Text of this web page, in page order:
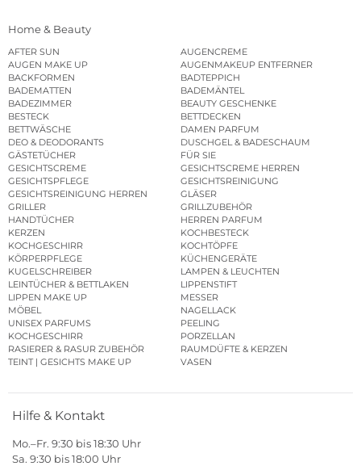
Home & Beauty
AFTER SUN
AUGENCREME
AUGEN MAKE UP
AUGENMAKEUP ENTFERNER
BACKFORMEN
BADTEPPICH
BADEMATTEN
BADEMÄNTEL
BADEZIMMER
BEAUTY GESCHENKE
BESTECK
BETTDECKEN
BETTWÄSCHE
DAMEN PARFUM
DEO & DEODORANTS
DUSCHGEL & BADESCHAUM
GÄSTETÜCHER
FÜR SIE
GESICHTSCREME
GESICHTSCREME HERREN
GESICHTSPFLEGE
GESICHTSREINIGUNG
GESICHTSREINIGUNG HERREN
GLÄSER
GRILLER
GRILLZUBEHÖR
HANDTÜCHER
HERREN PARFUM
KERZEN
KOCHBESTECK
KOCHGESCHIRR
KOCHTÖPFE
KÖRPERPFLEGE
KÜCHENGERÄTE
KUGELSCHREIBER
LAMPEN & LEUCHTEN
LEINTÜCHER & BETTLAKEN
LIPPENSTIFT
LIPPEN MAKE UP
MESSER
MÖBEL
NAGELLACK
UNISEX PARFUMS
PEELING
KOCHGESCHIRR
PORZELLAN
RASIERER & RASUR ZUBEHÖR
RAUMDÜFTE & KERZEN
TEINT | GESICHTS MAKE UP
VASEN
Hilfe & Kontakt
Mo.–Fr. 9:30 bis 18:30 Uhr
Sa. 9:30 bis 18:00 Uhr